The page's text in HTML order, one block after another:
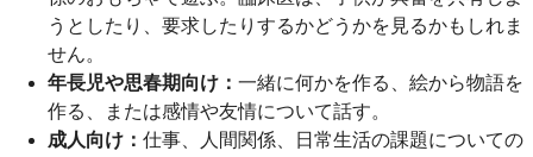
うとしたり、要求したりするかどうかを見るかもしれま
せん。
年長児や思春期向け： 一緒に何かを作る、絵から物語を
作る、または感情や友情について話す。
成人向け： 仕事、人間関係、日常生活の課題についての